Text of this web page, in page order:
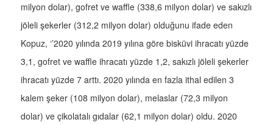
milyon dolar), gofret ve waffle (338,6 milyon dolar) ve sakızlı
jöleli şekerler (312,2 milyon dolar) olduğunu ifade eden
Kopuz, ‘’2020 yılında 2019 yılına göre bisküvi ihracatı yüzde
3,1, gofret ve waffle ihracatı yüzde 1,2, sakızlı jöleli şekerler
ihracatı yüzde 7 arttı. 2020 yılında en fazla ithal edilen 3
kalem şeker (108 milyon dolar), melaslar (72,3 milyon
dolar) ve çikolatalı gıdalar (62,1 milyon dolar) oldu. 2020